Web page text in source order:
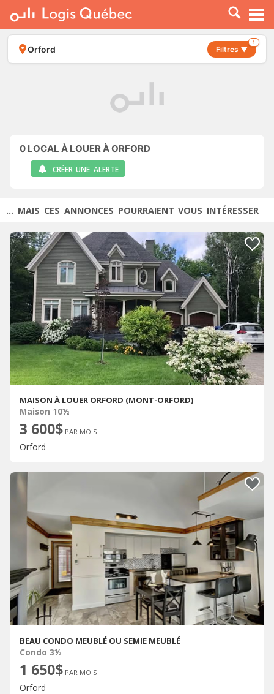
À LOUER
À VENDRE
PLACER UNE ANNONCE
Orford Filtres ▼
1
0 LOCAL À LOUER À ORFORD
CRÉER UNE ALERTE
... MAIS CES ANNONCES POURRAIENT VOUS INTÉRESSER
MAISON À LOUER ORFORD (MONT-ORFORD)
Maison 10½
3 600$ PAR MOIS
Orford
BEAU CONDO MEUBLÉ OU SEMIE MEUBLÉ
Condo 3½
1 650$ PAR MOIS
Orford